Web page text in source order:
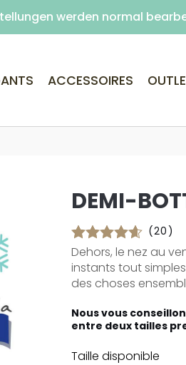
dès 59€ d'achats (point relais)
ACCESSOIRES
DEMI-
(20)
Dehors, le nez au
instants tout
des choses
Nous vous
entre deux tailles
Taille disponible
restent traitées et
werden normal